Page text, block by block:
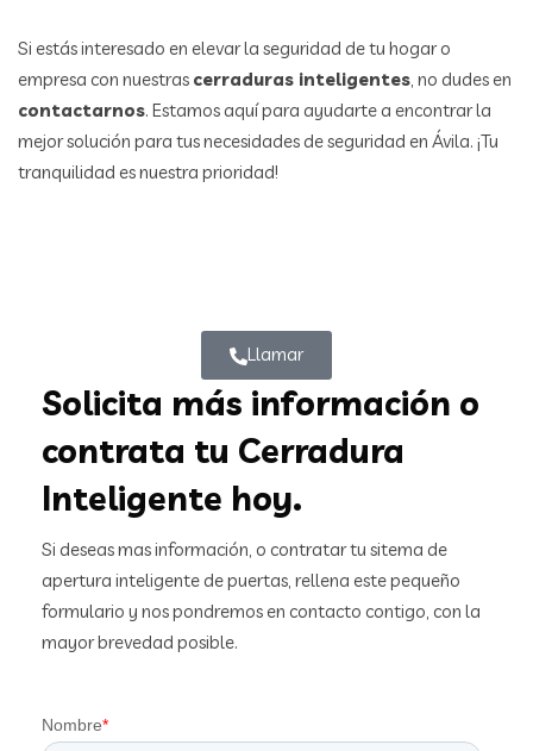
Si estás interesado en elevar la seguridad de tu hogar o
empresa con nuestras cerraduras inteligentes, no dudes en
contactarnos. Estamos aquí para ayudarte a encontrar la
mejor solución para tus necesidades de seguridad en Ávila. ¡Tu
tranquilidad es nuestra prioridad!
Llamar
Solicita más información o
contrata tu Cerradura
Inteligente hoy.
Si deseas mas información, o contratar tu sitema de
apertura inteligente de puertas, rellena este pequeño
formulario y nos pondremos en contacto contigo, con la
mayor brevedad posible.